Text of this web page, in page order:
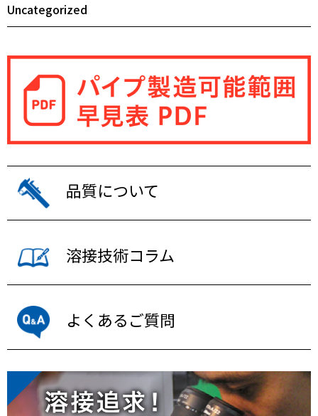
Uncategorized
品質について
溶接技術コラム
よくあるご質問